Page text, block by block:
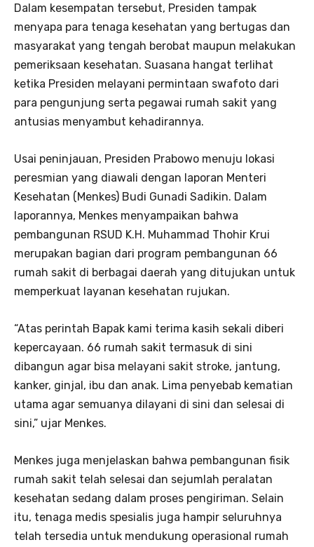
Dalam kesempatan tersebut, Presiden tampak
menyapa para tenaga kesehatan yang bertugas dan
masyarakat yang tengah berobat maupun melakukan
pemeriksaan kesehatan. Suasana hangat terlihat
ketika Presiden melayani permintaan swafoto dari
para pengunjung serta pegawai rumah sakit yang
antusias menyambut kehadirannya.
Usai peninjauan, Presiden Prabowo menuju lokasi
peresmian yang diawali dengan laporan Menteri
Kesehatan (Menkes) Budi Gunadi Sadikin. Dalam
laporannya, Menkes menyampaikan bahwa
pembangunan RSUD K.H. Muhammad Thohir Krui
merupakan bagian dari program pembangunan 66
rumah sakit di berbagai daerah yang ditujukan untuk
memperkuat layanan kesehatan rujukan.
“Atas perintah Bapak kami terima kasih sekali diberi
kepercayaan. 66 rumah sakit termasuk di sini
dibangun agar bisa melayani sakit stroke, jantung,
kanker, ginjal, ibu dan anak. Lima penyebab kematian
utama agar semuanya dilayani di sini dan selesai di
sini,” ujar Menkes.
Menkes juga menjelaskan bahwa pembangunan fisik
rumah sakit telah selesai dan sejumlah peralatan
kesehatan sedang dalam proses pengiriman. Selain
itu, tenaga medis spesialis juga hampir seluruhnya
telah tersedia untuk mendukung operasional rumah